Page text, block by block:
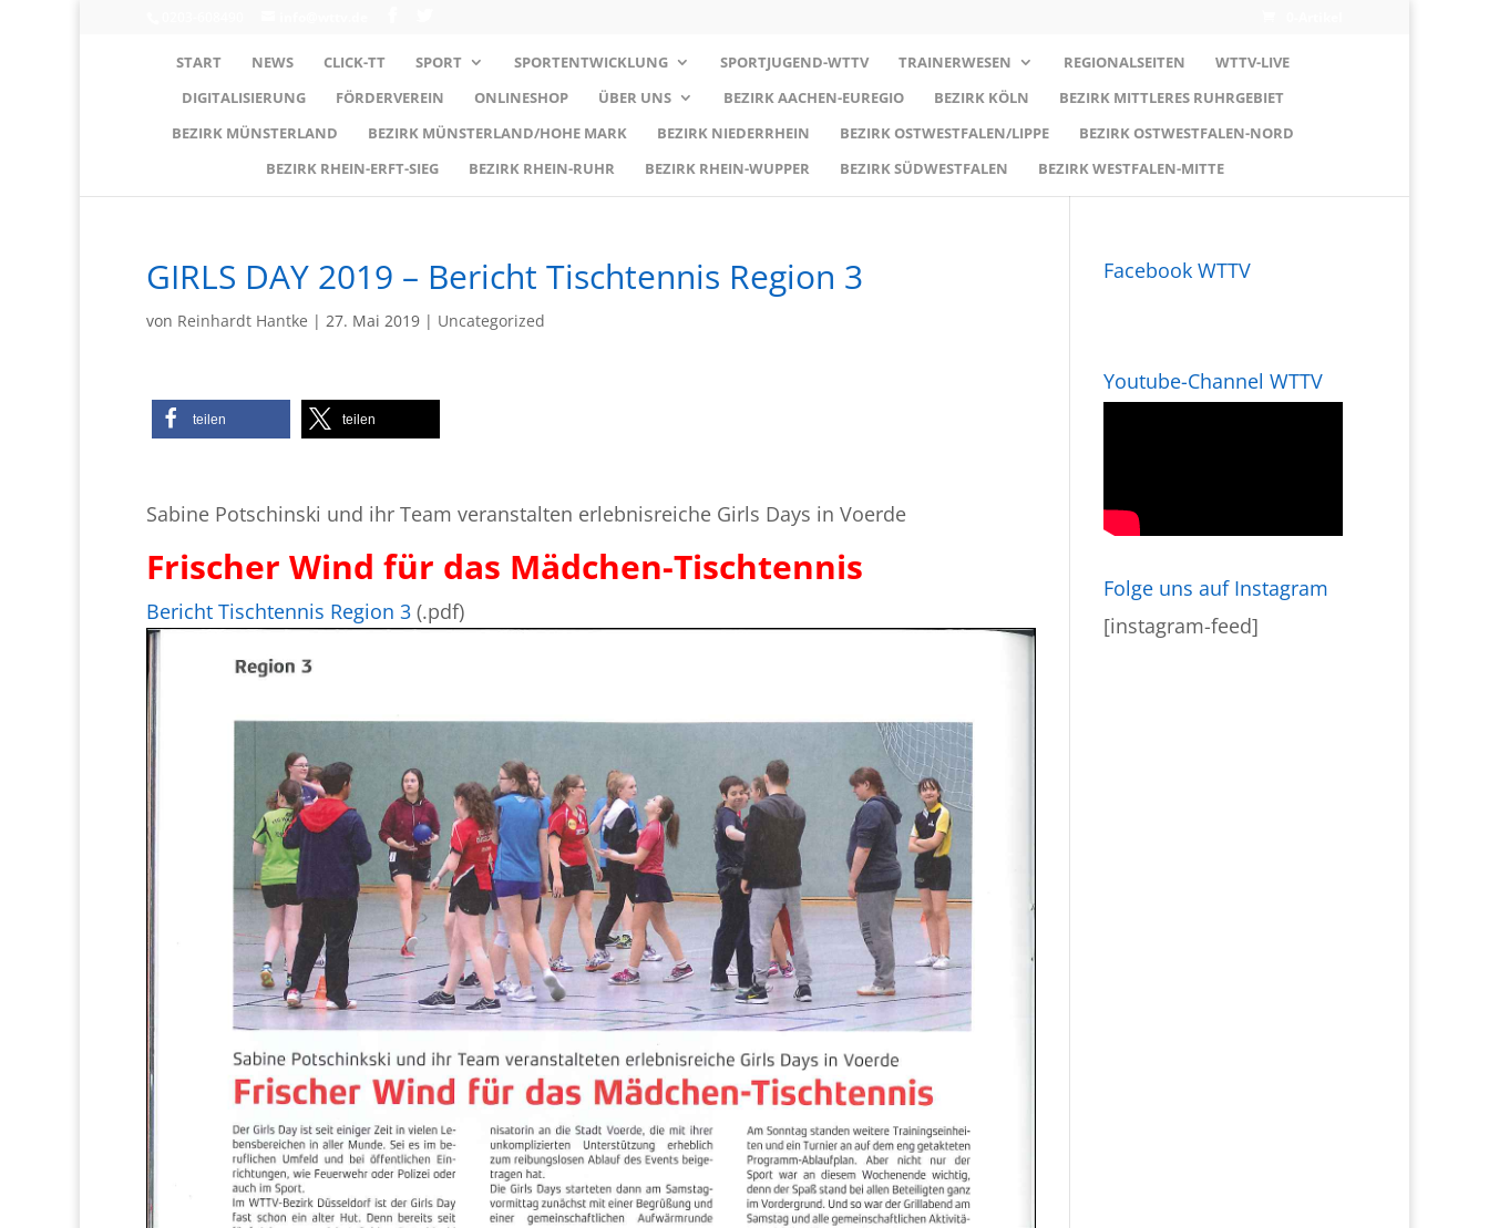
START NEWS CLICK-TT SPORT SPORTENTWICKLUNG SPORTJUGEND-WTTV TRAINERWESEN REGIONALSEITEN
WTTV-LIVE
DIGITALISIERUNG
FÖRDERVEREIN ONLINESHOP ÜBER UNS BEZIRK AACHEN-EUREGIO BEZIRK KÖLN
BEZIRK MITTLERES RUHRGEBIET
BEZIRK MÜNSTERLAND
BEZIRK MÜNSTERLAND/HOHE MARK BEZIRK NIEDERRHEIN BEZIRK OSTWESTFALEN/LIPPE
BEZIRK OSTWESTFALEN-NORD
BEZIRK RHEIN-ERFT-SIEG
BEZIRK RHEIN-RUHR BEZIRK RHEIN-WUPPER BEZIRK SÜDWESTFALEN BEZIRK WESTFALEN-MITTE
GIRLS DAY 2019 – Bericht Tischtennis Region 3
von Reinhardt Hantke | 27. Mai 2019 | Uncategorized
teilen teilen
Sabine Potschinski und ihr Team veranstalten erlebnisreiche Girls Days in Voerde
Frischer Wind für das Mädchen-Tischtennis
Bericht Tischtennis Region 3 (.pdf)
Facebook WTTV
Youtube-Channel WTTV
Folge uns auf Instagram
[instagram-feed]